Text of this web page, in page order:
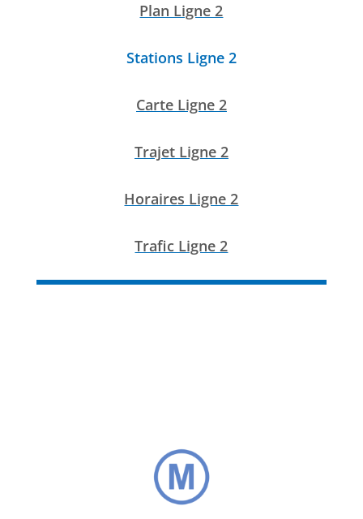
Plan Ligne 2
Stations Ligne 2
Carte Ligne 2
Trajet Ligne 2
Horaires Ligne 2
Trafic Ligne 2